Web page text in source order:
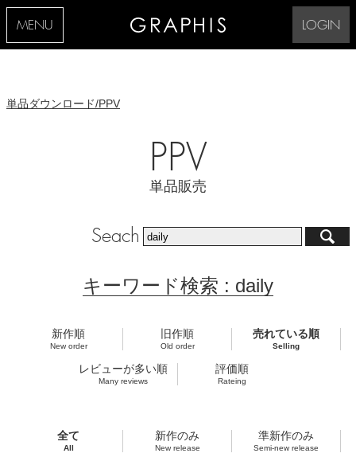
MENU LOGIN
単品ダウンロード/PPV
PPV
単品販売
Seach
キーワード検索 : daily
新作順
New order
旧作順
Old order
売れている順
Selling
レビューが多い順
Many reviews
評価順
Rateing
全て
All
新作のみ
New release
準新作のみ
Semi-new release